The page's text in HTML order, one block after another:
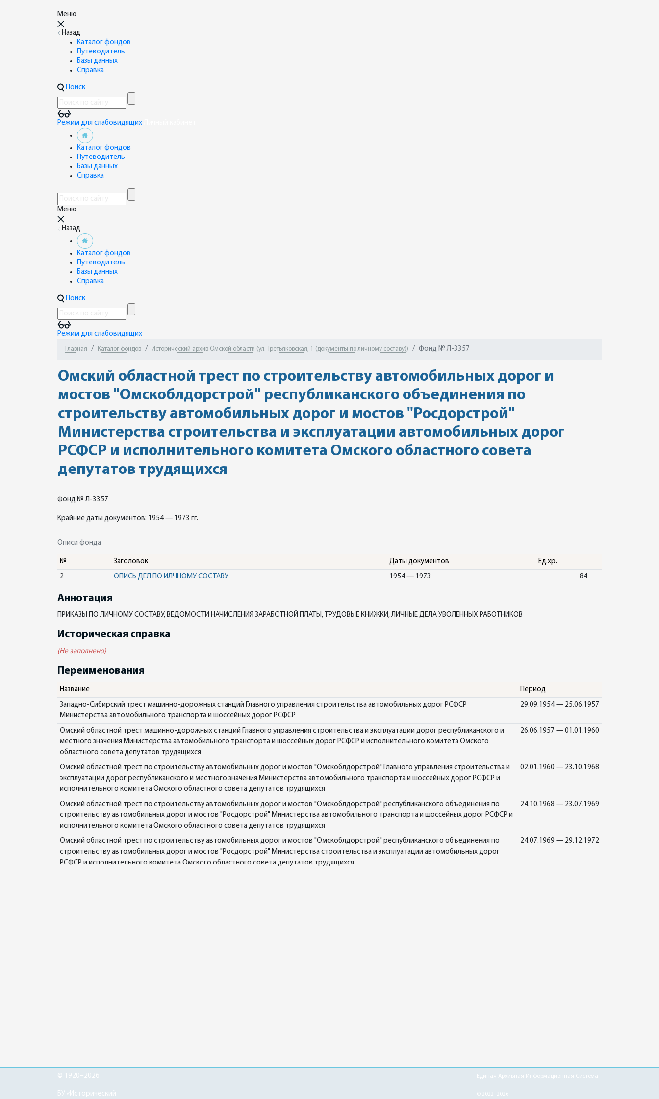
Меню
Назад
Каталог фондов
Путеводитель
Базы данных
Справка
Поиск
Режим для слабовидящих
Каталог фондов
Путеводитель
Базы данных
Справка
Меню
Назад
Каталог фондов
Путеводитель
Базы данных
Справка
Поиск
Режим для слабовидящих
Главная Каталог фондов Исторический архив Омской области (ул. Третьяковская, 1 (документы по личному составу)) Фонд № Л-3357
Омский областной трест по строительству автомобильных дорог и
мостов "Омскоблдорстрой" республиканского объединения по
строительству автомобильных дорог и мостов "Росдорстрой"
Министерства строительства и эксплуатации автомобильных дорог
РСФСР и исполнительного комитета Омского областного совета
депутатов трудящихся
Фонд № Л-3357
Крайние даты документов: 1954 — 1973 гг.
Описи фонда
№ Заголовок Даты документов Ед.хр.
2 ОПИСЬ ДЕЛ ПО ИЛЧНОМУ СОСТАВУ 1954 — 1973 84
Аннотация
ПРИКАЗЫ ПО ЛИЧНОМУ СОСТАВУ, ВЕДОМОСТИ НАЧИСЛЕНИЯ ЗАРАБОТНОЙ ПЛАТЫ, ТРУДОВЫЕ КНИЖКИ, ЛИЧНЫЕ ДЕЛА УВОЛЕННЫХ РАБОТНИКОВ
Историческая справка
(Не заполнено)
Переименования
Название Период
Западно-Сибирский трест машинно-дорожных станций Главного управления строительства автомобильных дорог РСФСР
Министерства автомобильного транспорта и шоссейных дорог РСФСР
29.09.1954 — 25.06.1957
Омский областной трест машинно-дорожных станций Главного управления строительства и эксплуатации дорог республиканского и
местного значения Министерства автомобильного транспорта и шоссейных дорог РСФСР и исполнительного комитета Омского
областного совета депутатов трудящихся
26.06.1957 — 01.01.1960
Омский областной трест по строительству автомобильных дорог и мостов "Омскоблдорстрой" Главного управления строительства и
эксплуатации дорог республиканского и местного значения Министерства автомобильного транспорта и шоссейных дорог РСФСР и
исполнительного комитета Омского областного совета депутатов трудящихся
02.01.1960 — 23.10.1968
Омский областной трест по строительству автомобильных дорог и мостов "Омскоблдорстрой" республиканского объединения по
строительству автомобильных дорог и мостов "Росдорстрой" Министерства автомобильного транспорта и шоссейных дорог РСФСР и
исполнительного комитета Омского областного совета депутатов трудящихся
24.10.1968 — 23.07.1969
Омский областной трест по строительству автомобильных дорог и мостов "Омскоблдорстрой" республиканского объединения по
строительству автомобильных дорог и мостов "Росдорстрой" Министерства строительства и эксплуатации автомобильных дорог
РСФСР и исполнительного комитета Омского областного совета депутатов трудящихся
24.07.1969 — 29.12.1972
© 1920–2026
БУ «Исторический
Единая Архивная Информационная Система
© 2022–2026